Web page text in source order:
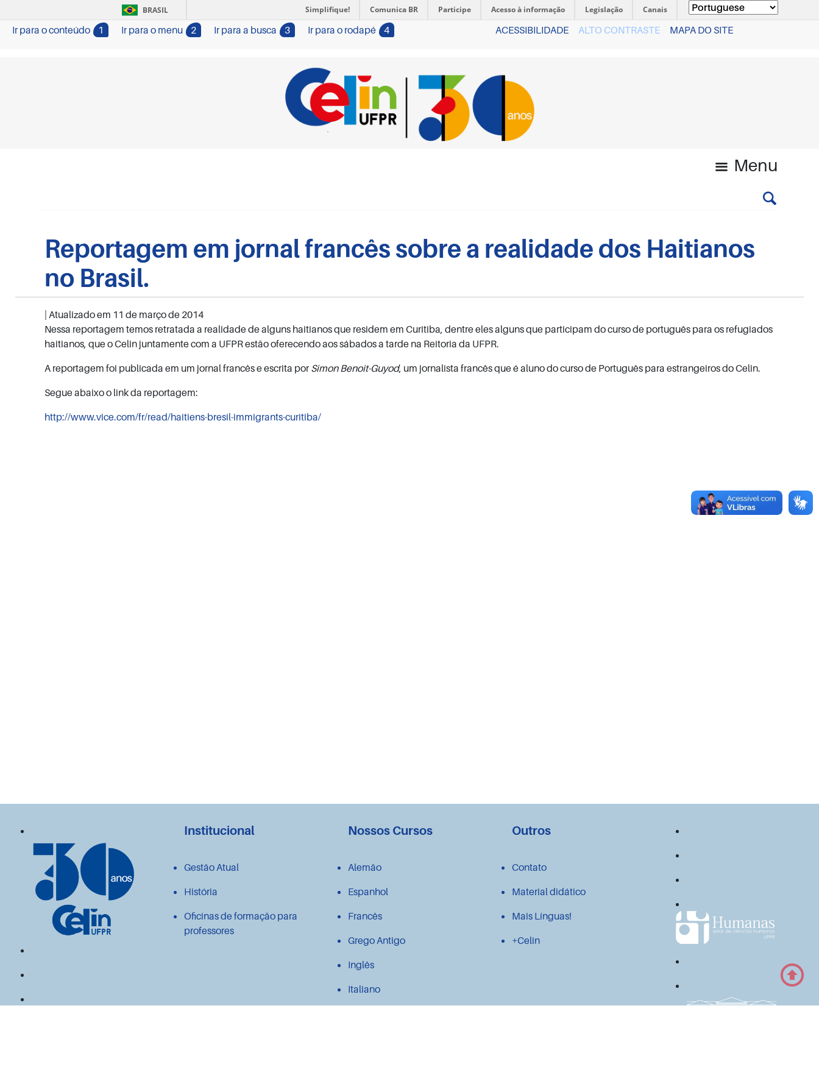
BRASIL Simplifique! Comunica BR Participe Acesso à informação Legislação Canais
Ir para o conteúdo 1 Ir para o menu 2 Ir para a busca 3 Ir para o rodapé 4 ACESSIBILIDADE ALTO CONTRASTE MAPA DO SITE
Menu
Reportagem em jornal francês sobre a realidade dos Haitianos
no Brasil.
| Atualizado em 11 de março de 2014
Nessa reportagem temos retratada a realidade de alguns haitianos que residem em Curitiba, dentre eles alguns que participam do curso de português para os refugiados
haitianos, que o Celin juntamente com a UFPR estão oferecendo aos sábados a tarde na Reitoria da UFPR.
A reportagem foi publicada em um jornal francês eescrita por Simon Benoit-Guyod, um jornalista francês que é aluno do curso de Português para estrangeiros do Celin.
Segue abaixo o link da reportagem:
http://www.vice.com/fr/read/haitiens-bresil-immigrants-curitiba/
Institucional
Gestão Atual
História
Oficinas de formação para
professores
Nossos Cursos
Alemão
Espanhol
Francês
Grego Antigo
Inglês
Italiano
Outros
Contato
Material didático
Mais Línguas!
+Celin